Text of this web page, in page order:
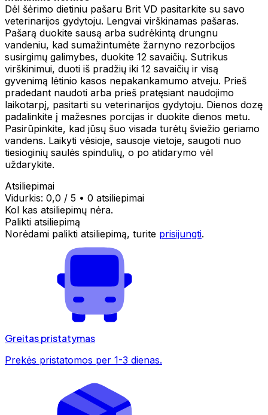
Dėl šėrimo dietiniu pašaru Brit VD pasitarkite su savo
veterinarijos gydytoju. Lengvai virškinamas pašaras.
Pašarą duokite sausą arba sudrėkintą drungnu
vandeniu, kad sumažintumėte žarnyno rezorbcijos
susirgimų galimybes, duokite 12 savaičių. Sutrikus
virškinimui, duoti iš pradžių iki 12 savaičių ir visą
gyvenimą lėtinio kasos nepakankamumo atveju. Prieš
pradedant naudoti arba prieš pratęsiant naudojimo
laikotarpį, pasitarti su veterinarijos gydytoju. Dienos dozę
padalinkite į mažesnes porcijas ir duokite dienos metu.
Pasirūpinkite, kad jūsų šuo visada turėtų šviežio geriamo
vandens. Laikyti vėsioje, sausoje vietoje, saugoti nuo
tiesioginių saulės spindulių, o po atidarymo vėl
uždarykite.
Atsiliepimai
Vidurkis: 0,0 / 5 • 0 atsiliepimai
Kol kas atsiliepimų nėra.
Palikti atsiliepimą
Norėdami palikti atsiliepimą, turite prisijungti.
Greitas pristatymas
Prekės pristatomos per 1-3 dienas.